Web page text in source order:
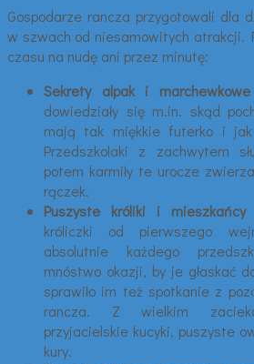
Gospodarze rancza przygotowali dla
w szwach od niesamowitych atrakcji.
czasu na nudę ani przez minutę:
Sekrety alpak i
dowiedziały się m.in. skąd
mają tak miękkie futerko i
Przedszkolaki z zachwytem
potem karmiły te urocze
rączek.
Puszyste króliki i mieszkańcy
króliczki od pierwszego
absolutnie każdego
mnóstwo okazji, by je głaskać
sprawiło im też spotkanie z
rancza. Z wielkim
przyjacielskie kucyki, puszyste
kury.